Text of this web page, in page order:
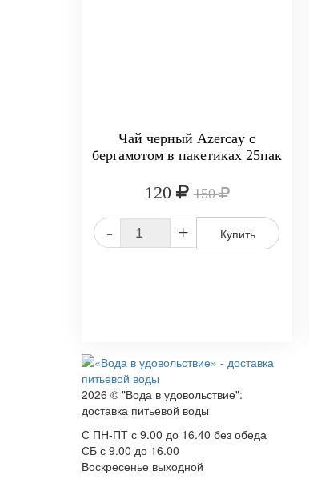
Чай черный Azercay с
бергамотом в пакетиках 25пак
120 150
- + Купить
2026 © "Вода в удовольствие":
доставка питьевой воды
С ПН-ПТ с 9.00 до 16.40 без обеда
СБ с 9.00 до 16.00
Воскресенье выходной